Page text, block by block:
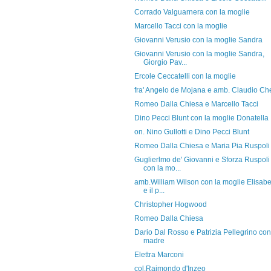
Corrado Valguarnera con la moglie
Marcello Tacci con la moglie
Giovanni Verusio con la moglie Sandra
Giovanni Verusio con la moglie Sandra,
Giorgio Pav...
Ercole Ceccatelli con la moglie
fra' Angelo de Mojana e amb. Claudio
Romeo Dalla Chiesa e Marcello Tacci
Dino Pecci Blunt con la moglie Donatella
on. Nino Gullotti e Dino Pecci Blunt
Romeo Dalla Chiesa e Maria Pia Ruspoli
Guglierlmo de' Giovanni e Sforza Ruspoli
con la mo...
amb.William Wilson con la moglie
e il p...
Christopher Hogwood
Romeo Dalla Chiesa
Dario Dal Rosso e Patrizia Pellegrino
madre
Elettra Marconi
col.Raimondo d'Inzeo